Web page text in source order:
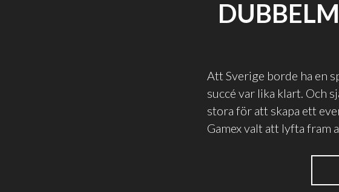
Att Sverige borde ha en
succé var lika klart. Och
stora för att skapa ett
Gamex valt att lyfta fram